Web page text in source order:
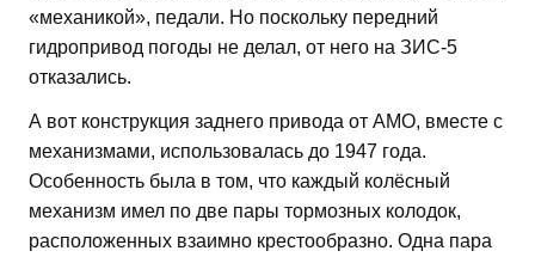
«механикой», педали. Но поскольку передний
гидропривод погоды не делал, от него на ЗИС-5
отказались.
А вот конструкция заднего привода от АМО, вместе с
механизмами, использовалась до 1947 года.
Особенность была в том, что каждый колёсный
механизм имел по две пары тормозных колодок,
расположенных взаимно крестообразно. Одна пара